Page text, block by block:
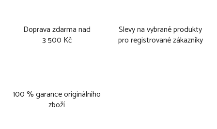
Doprava zdarma nad
3 500 Kč
Slevy na vybrané produkty
pro registrované zákazníky
100 % garance originálního
zboží